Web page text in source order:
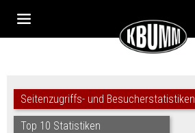
Seitenzugriffs- und Besucherstatistiken
Top 10 Statistiken